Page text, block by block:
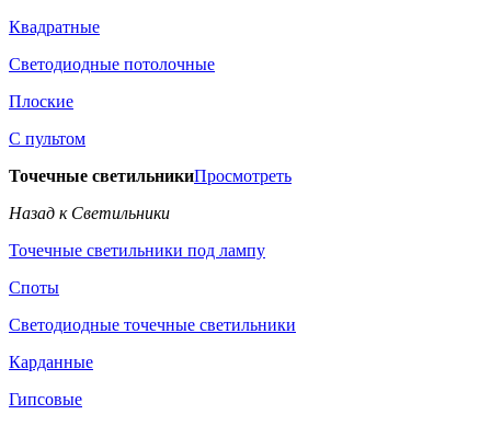
Квадратные
Светодиодные потолочные
Плоские
С пультом
Точечные светильникиПросмотреть
Назад к Светильники
Точечные светильники под лампу
Споты
Светодиодные точечные светильники
Карданные
Гипсовые